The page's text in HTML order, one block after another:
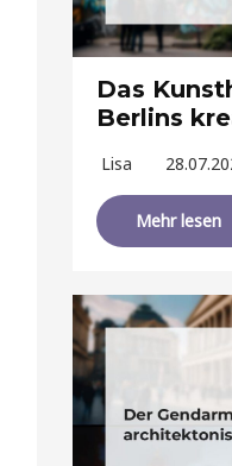
Das
Berlins
Lisa
Mehr lesen